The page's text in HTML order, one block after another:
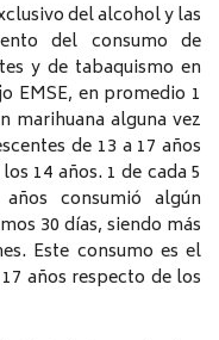
del alcohol y las
del consumo de
y de tabaquismo en
EMSE, en promedio 1
marihuana alguna vez
de 13 a 17 años
14 años. 1 de cada 5
consumió algún
30 días, siendo más
Este consumo es el
años respecto de los